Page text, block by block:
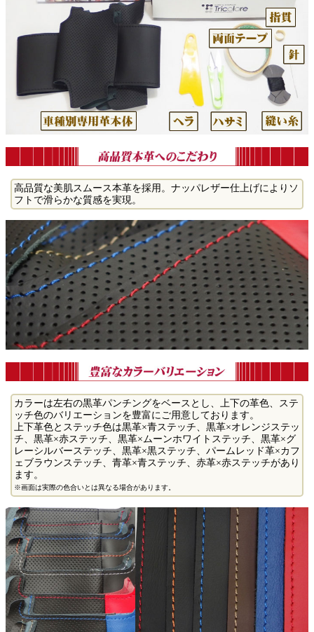
高品質な美肌スムース本革を採用。ナッパレザー仕上げによりソ
フトで滑らかな質感を実現。
カラーは左右の黒革パンチングをベースとし、上下の革色、ステ
ッチ色のバリエーションを豊富にご用意しております。
上下革色とステッチ色は黒革×青ステッチ、黒革×オレンジステッ
チ、黒革×赤ステッチ、黒革×ムーンホワイトステッチ、黒革×グ
レーシルバーステッチ、黒革×黒ステッチ、パームレッド革×カフ
ェブラウンステッチ、青革×青ステッチ、赤革×赤ステッチがあり
ます。
※画面は実際の色合いとは異なる場合があります。